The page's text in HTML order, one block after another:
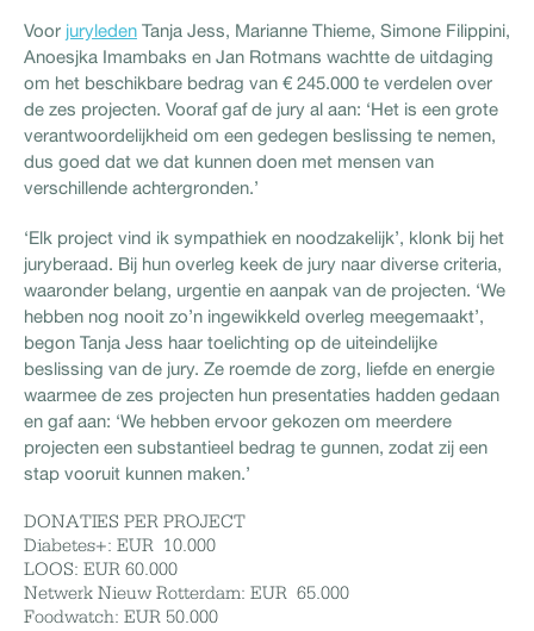
Voor juryleden Tanja Jess, Marianne Thieme, Simone Filippini,
Anoesjka Imambaks en Jan Rotmans wachtte de uitdaging
om het beschikbare bedrag van € 245.000 te verdelen over
de zes projecten. Vooraf gaf de jury al aan: ‘Het is een grote
verantwoordelijkheid om een gedegen beslissing te nemen,
dus goed dat we dat kunnen doen met mensen van
verschillende achtergronden.’
‘Elk project vind ik sympathiek en noodzakelijk’, klonk bij het
juryberaad. Bij hun overleg keek de jury naar diverse criteria,
waaronder belang, urgentie en aanpak van de projecten. ‘We
hebben nog nooit zo’n ingewikkeld overleg meegemaakt’,
begon Tanja Jess haar toelichting op de uiteindelijke
beslissing van de jury. Ze roemde de zorg, liefde en energie
waarmee de zes projecten hun presentaties hadden gedaan
en gaf aan: ‘We hebben ervoor gekozen om meerdere
projecten een substantieel bedrag te gunnen, zodat zij een
stap vooruit kunnen maken.’
DONATIES PER PROJECT
Diabetes+: EUR 10.000
LOOS: EUR 60.000
Netwerk Nieuw Rotterdam: EUR 65.000
Foodwatch: EUR 50.000